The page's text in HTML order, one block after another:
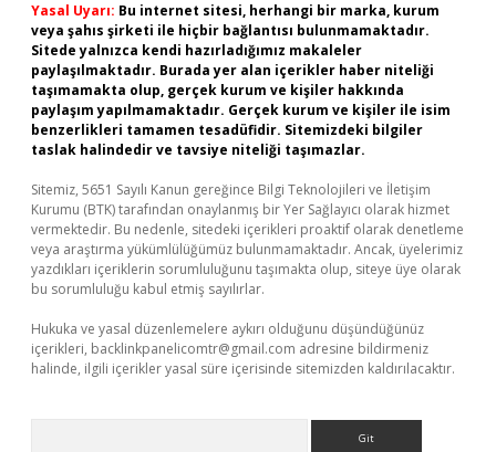
Yasal Uyarı: Bu internet sitesi, herhangi bir marka, kurum
veya şahıs şirketi ile hiçbir bağlantısı bulunmamaktadır.
Sitede yalnızca kendi hazırladığımız makaleler
paylaşılmaktadır. Burada yer alan içerikler haber niteliği
taşımamakta olup, gerçek kurum ve kişiler hakkında
paylaşım yapılmamaktadır. Gerçek kurum ve kişiler ile isim
benzerlikleri tamamen tesadüfidir. Sitemizdeki bilgiler
taslak halindedir ve tavsiye niteliği taşımazlar.
Sitemiz, 5651 Sayılı Kanun gereğince Bilgi Teknolojileri ve İletişim
Kurumu (BTK) tarafından onaylanmış bir Yer Sağlayıcı olarak hizmet
vermektedir. Bu nedenle, sitedeki içerikleri proaktif olarak denetleme
veya araştırma yükümlülüğümüz bulunmamaktadır. Ancak, üyelerimiz
yazdıkları içeriklerin sorumluluğunu taşımakta olup, siteye üye olarak
bu sorumluluğu kabul etmiş sayılırlar.
Hukuka ve yasal düzenlemelere aykırı olduğunu düşündüğünüz
içerikleri, backlinkpanelicomtr@gmail.com adresine bildirmeniz
halinde, ilgili içerikler yasal süre içerisinde sitemizden kaldırılacaktır.